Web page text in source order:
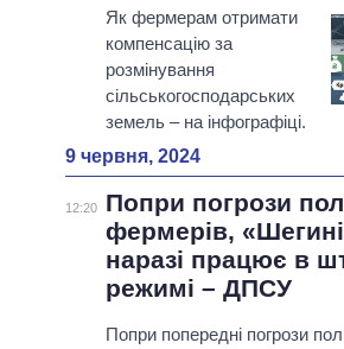
Як фермерам отримати
компенсацію за
розмінування
сільськогосподарських
земель – на інфографіці.
9 червня, 2024
12:20
Попри погрози
фермерів,
наразі працює в
режимі – ДПСУ
Попри попередні погрози